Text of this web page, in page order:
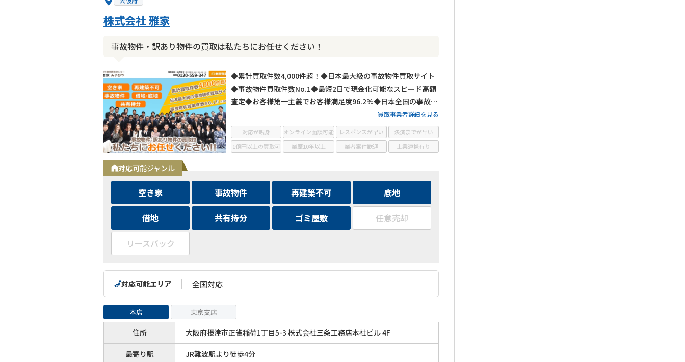
株式会社 雅家
事故物件・訳あり物件の買取は私たちにお任せください！
◆累計買取件数4,000件超！◆日本最大級の事故物件買取サイト
◆事故物件買取件数No.1◆最短2日で現金化可能なスピード高額
査定◆お客様第一主義でお客様満足度96.2%◆日本全国の事故物
買取事業者詳細を見る
対応可能ジャンル
空き家 事故物件 再建築不可 底地
借地 共有持分 ゴミ屋敷 任意売却
リースバック
本店 東京支店
住所 大阪府摂津市正雀稲荷1丁目5-3 株式会社三条工務店本社ビル 4F
最寄り駅 JR難波駅より徒歩4分
対応可能エリア 全国対応
対応が親身 オンライン面談可能 レスポンスが早い
決済までが早い
1億円以上の買取可
業歴10年以上 業者案件歓迎 士業連携有り